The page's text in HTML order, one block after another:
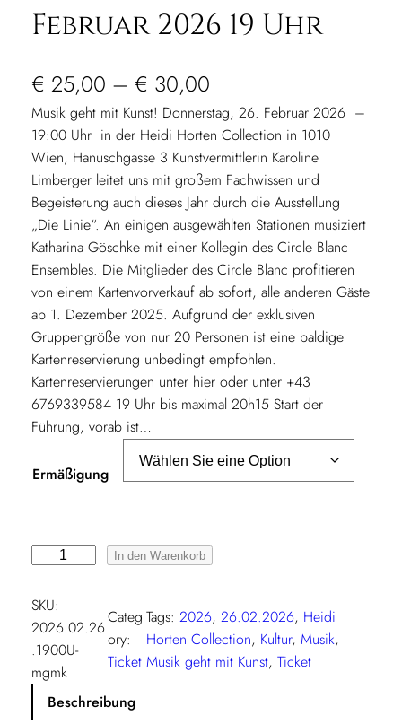
Februar 2026 19 Uhr
€ 25,00 – € 30,00P
r
e
i
s
s
p
a
n
n
:
€
2
,
0
Musik geht mit Kunst! Donnerstag, 26. Februar 2026 –
19:00 Uhr in der Heidi Horten Collection in 1010
Wien, Hanuschgasse 3 Kunstvermittlerin Karoline
Limberger leitet uns mit großem Fachwissen und
Begeisterung auch dieses Jahr durch die Ausstellung
„Die Linie“. An einigen ausgewählten Stationen musiziert
Katharina Göschke mit einer Kollegin des Circle Blanc
Ensembles. Die Mitglieder des Circle Blanc profitieren
von einem Kartenvorverkauf ab sofort, alle anderen Gäste
ab 1. Dezember 2025. Aufgrund der exklusiven
Gruppengröße von nur 20 Personen ist eine baldige
Kartenreservierung unbedingt empfohlen.
Kartenreservierungen unter hier oder unter +43
6769339584 19 Uhr bis maximal 20h15 Start der
Führung, vorab ist…
Ermäßigung
s
i
g
e
In den Warenkorb
SKU:
2026.02.26
.1900U-
mgmk
Categ
ory:
Ticket
Tags:2026, 26.02.2026, Heidi
Horten Collection, Kultur, Musik
Musik geht mit Kunst, Ticket
Beschreibung